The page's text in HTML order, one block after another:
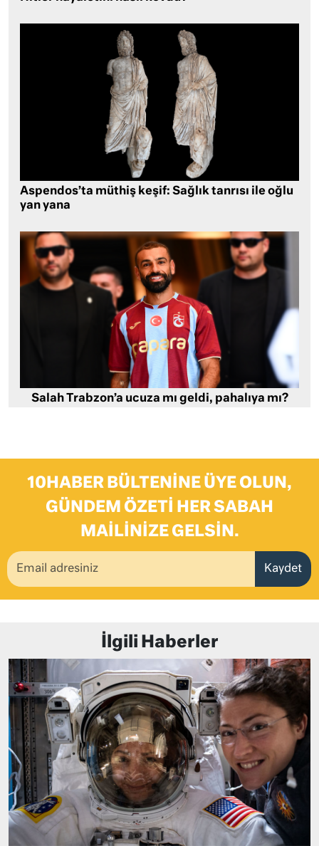
Aspendos’ta müthiş keşif: Sağlık tanrısı ile oğlu
yan yana
Salah Trabzon’a ucuza mı geldi, pahalıya mı?
10HABER BÜLTENINE ÜYE OLUN,
GÜNDEM ÖZETI HER SABAH
MAILINIZE GELSIN.
Kaydet
İlgili Haberler